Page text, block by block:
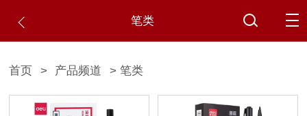
笔类
首页 > 产品频道 > 笔类